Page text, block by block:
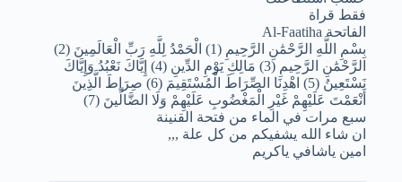
فقط قراة
الفاتحة Al-Faatiha
بِسْمِ اللَّهِ الرَّحْمَٰنِ الرَّحِيمِ (1) الْحَمْدُ لِلَّهِ رَبِّ الْعَالَمِينَ (2)
الرَّحْمَٰنِ الرَّحِيمِ (3) مَالِكِ يَوْمِ الدِّينِ (4) إِيَّاكَ نَعْبُدُ وَإِيَّاكَ
نَسْتَعِينُ (5) اهْدِنَا الصِّرَاطَ الْمُسْتَقِيمَ (6) صِرَاطَ الَّذِينَ
أَنْعَمْتَ عَلَيْهِمْ غَيْرِ الْمَغْضُوبِ عَلَيْهِمْ وَلَا الضَّالِّينَ (7)
سبع مرات في الماء من فتحة القنينة
ان شاء الله يشفيكم من كل علة ,,,
امين ياشافي ياكريم